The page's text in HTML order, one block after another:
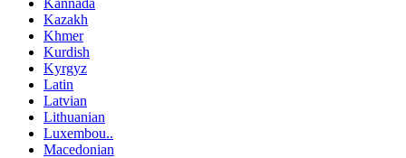
Kannada
Kazakh
Khmer
Kurdish
Kyrgyz
Latin
Latvian
Lithuanian
Luxembou..
Macedonian